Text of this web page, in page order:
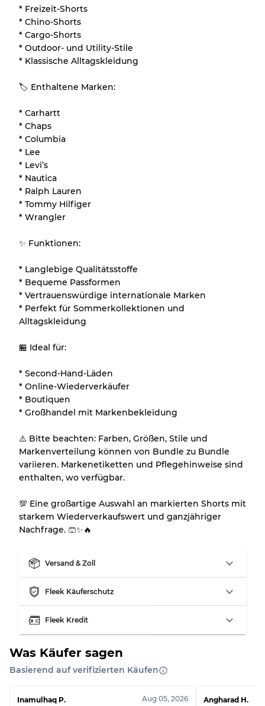
* Freizeit-Shorts
* Chino-Shorts
* Cargo-Shorts
* Outdoor- und Utility-Stile
* Klassische Alltagskleidung
🏷 Enthaltene Marken:
* Carhartt
* Chaps
* Columbia
* Lee
* Levi’s
* Nautica
* Ralph Lauren
* Tommy Hilfiger
* Wrangler
✨ Funktionen:
* Langlebige Qualitätsstoffe
* Bequeme Passformen
* Vertrauenswürdige internationale Marken
* Perfekt für Sommerkollektionen und
Alltagskleidung
🏪 Ideal für:
* Second-Hand-Läden
* Online-Wiederverkäufer
* Boutiquen
* Großhandel mit Markenbekleidung
⚠️ Bitte beachten: Farben, Größen, Stile und
Markenverteilung können von Bundle zu Bundle
variieren. Markenetiketten und Pflegehinweise sind
enthalten, wo verfügbar.
💯 Eine großartige Auswahl an markierten Shorts mit
starkem Wiederverkaufswert und ganzjähriger
Nachfrage. 🩳✨🔥
Versand & Zoll
Fleek Käuferschutz
Fleek Kredit
Was Käufer sagen
Basierend auf verifizierten Käufen
Inamulhaq P.
Aug 05, 2026
Angharad H.